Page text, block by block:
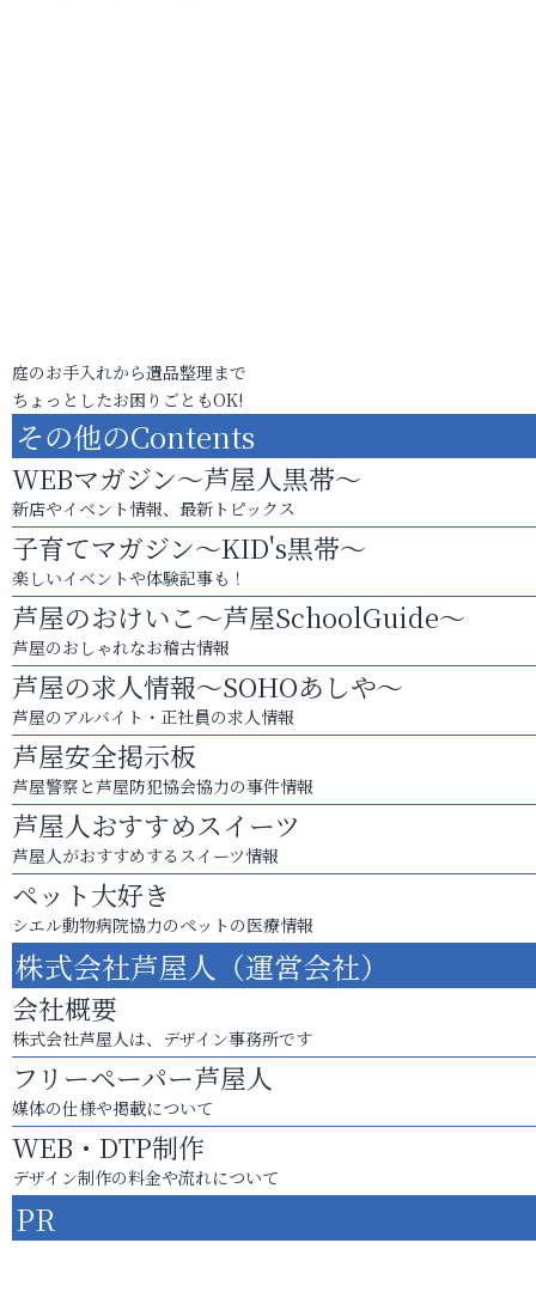
庭のお手入れから遺品整理まで
ちょっとしたお困りごともOK!
その他のContents
WEBマガジン～芦屋人黒帯～
新店やイベント情報、最新トピックス
子育てマガジン～KID's黒帯～
楽しいイベントや体験記事も！
芦屋のおけいこ～芦屋SchoolGuide～
芦屋のおしゃれなお稽古情報
芦屋の求人情報～SOHOあしや～
芦屋のアルバイト・正社員の求人情報
芦屋安全掲示板
芦屋警察と芦屋防犯協会協力の事件情報
芦屋人おすすめスイーツ
芦屋人がおすすめするスイーツ情報
ペット大好き
シエル動物病院協力のペットの医療情報
株式会社芦屋人（運営会社）
会社概要
株式会社芦屋人は、デザイン事務所です
フリーペーパー芦屋人
媒体の仕様や掲載について
WEB・DTP制作
デザイン制作の料金や流れについて
PR